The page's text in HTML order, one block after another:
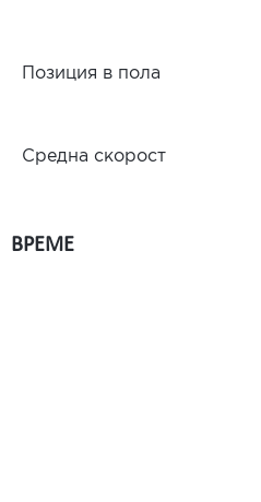
Позиция в пола
Средна скорост
ВРЕМЕ